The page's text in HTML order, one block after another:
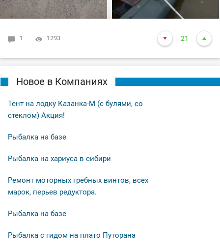
как всегда вам нхнч!!!
1 1293 21
Новое в Компаниях
Тент на лодку Казанка-М (с булями, со
стеклом) Акция!
Рыбалка на базе
Рыбалка на хариуса в сибири
Ремонт моторных гребных винтов, всех
марок, перьев редуктора.
Рыбалка на базе
Рыбалка с гидом на плато Путорана